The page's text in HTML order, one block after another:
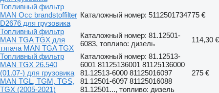
Топливный фильтр
MAN Occ brandstoffilter
D2676 для грузовика
Каталожный номер: 5112501734775 €
Топливный фильтр
MAN TGA TGX для
тягача MAN TGA TGX
Каталожный номер: 81.12501-
6083, топливо: дизель
114,30 €
Топливный фильтр
MAN TGX 26.540
(01.07-) для грузовика
MAN TGL, TGM, TGS,
TGX (2005-2021)
Каталожный номер: 81.12513-
6001 81125136001 81125136000
81.12513-6000 81125016097
81.12501-6097 81125016088
81.12501..., топливо: дизель
275 €